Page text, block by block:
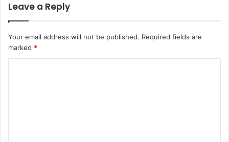
Leave a Reply
Your email address will not be published. Required fields are
marked *